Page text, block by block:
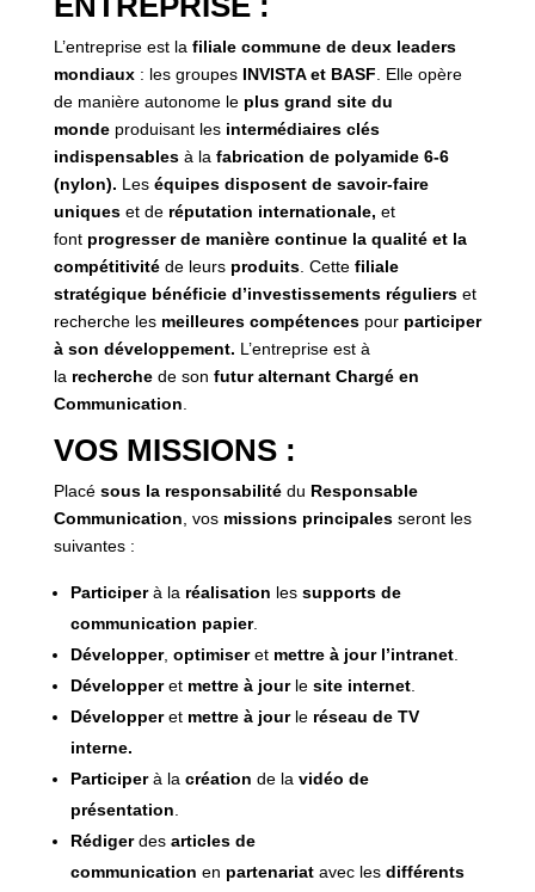
L’entreprise est la filiale commune de deux leaders
mondiaux : les groupes INVISTA et BASF . Elle opère
de manière autonome le plus grand site du
mondeproduisant les intermédiaires clés
indispensablesà la fabrication de polyamide 6-6
(nylon). Les équipes disposent de savoir-faire
uniqueset de réputation internationale, et
font progresser de manière continue la qualité et la
compétitivitéde leurs produits. Cette filiale
stratégique bénéficie d’investissements réguliers et
recherche les meilleures compétencespour participer
à son développement. L’entreprise est à
la recherchede son futur alternant Chargé en
Communication
VOS MISSIONS :
Placé sous la responsabilité du Responsable
Communication , vos missions principalesseront les
suivantes :
Participerà la réalisation les supports de
communication papier.
Développer, optimiseret mettre à jour l’intranet.
Développeret mettre à jour le site internet.
Développeret mettre à jourle réseau de TV
interne.
Participerà la création de la vidéo de
présentation
Rédigerdes articles de
communication en partenariat avec les différents